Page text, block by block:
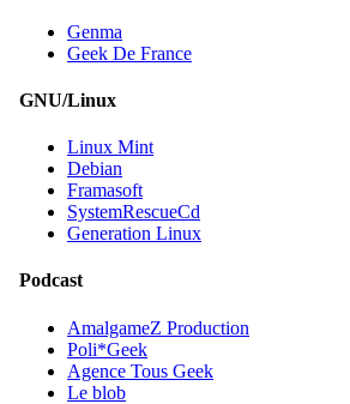
Genma
Geek De France
GNU/Linux
Linux Mint
Debian
Framasoft
SystemRescueCd
Generation Linux
Podcast
AmalgameZ Production
Poli*Geek
Agence Tous Geek
Le blob